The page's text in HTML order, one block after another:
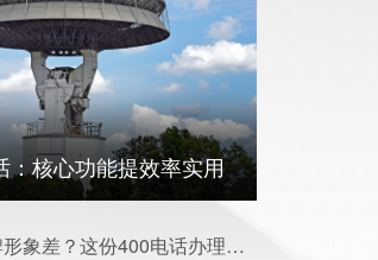
：核心功能提效率实用
无锡企业客服品牌形象差？这份400电话办理方案帮你搞定